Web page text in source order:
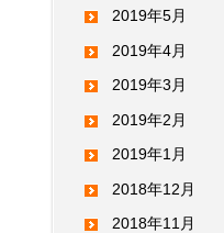
2019年5月
2019年4月
2019年3月
2019年2月
2019年1月
2018年12月
2018年11月